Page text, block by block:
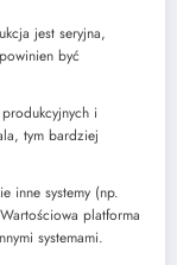
jest seryjna,
być
i
tym bardziej
inne systemy (np.
platforma
systemami.